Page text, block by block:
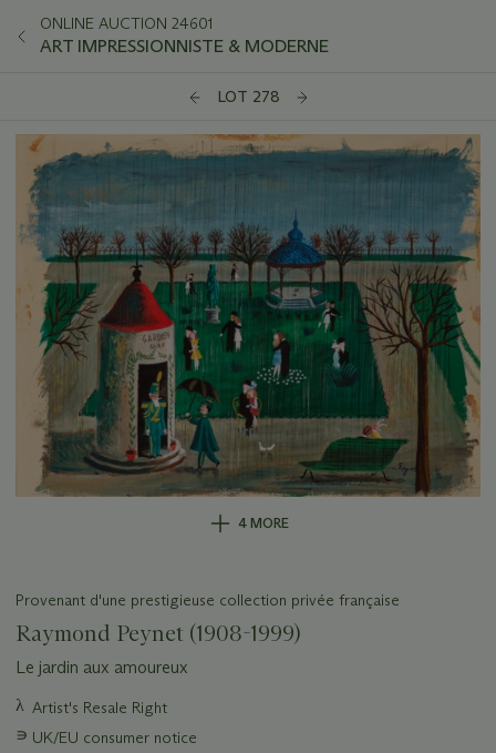
ONLINE AUCTION 24601
ART IMPRESSIONNISTE & MODERNE
LOT 278
4 MORE
Provenant d'une prestigieuse collection privée française
Raymond Peynet (1908-1999)
Le jardin aux amoureux
Important
about
λ Artist's Resale Right
∍ UK/EU consumer notice